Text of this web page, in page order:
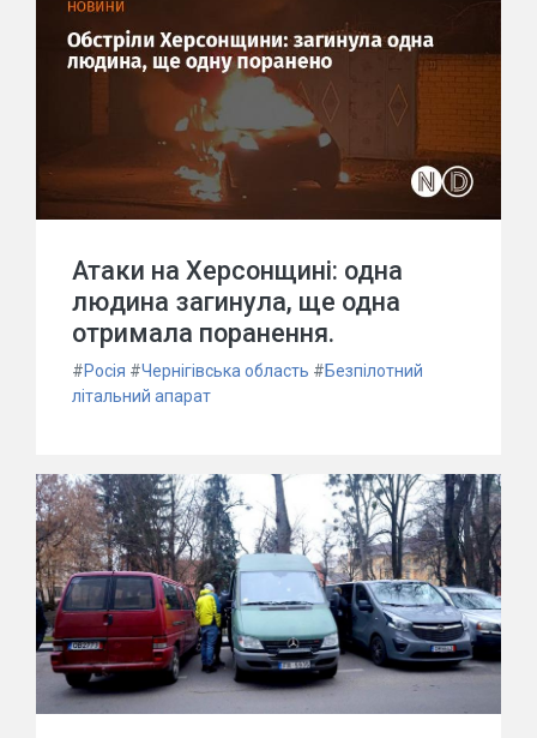
Атаки на Херсонщині: одна
людина загинула, ще одна
отримала поранення.
#Росія #Чернігівська область #Безпілотний
літальний апарат